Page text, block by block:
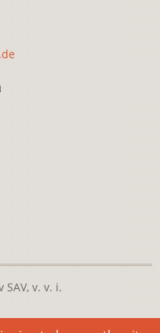
v. v. i.
podCreative Commons